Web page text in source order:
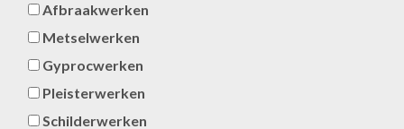
Afbraakwerken
Metselwerken
Gyprocwerken
Pleisterwerken
Schilderwerken